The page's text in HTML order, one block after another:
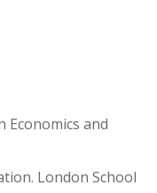
Economics and
London School